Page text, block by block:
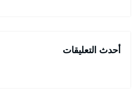
أحدث التعليقات